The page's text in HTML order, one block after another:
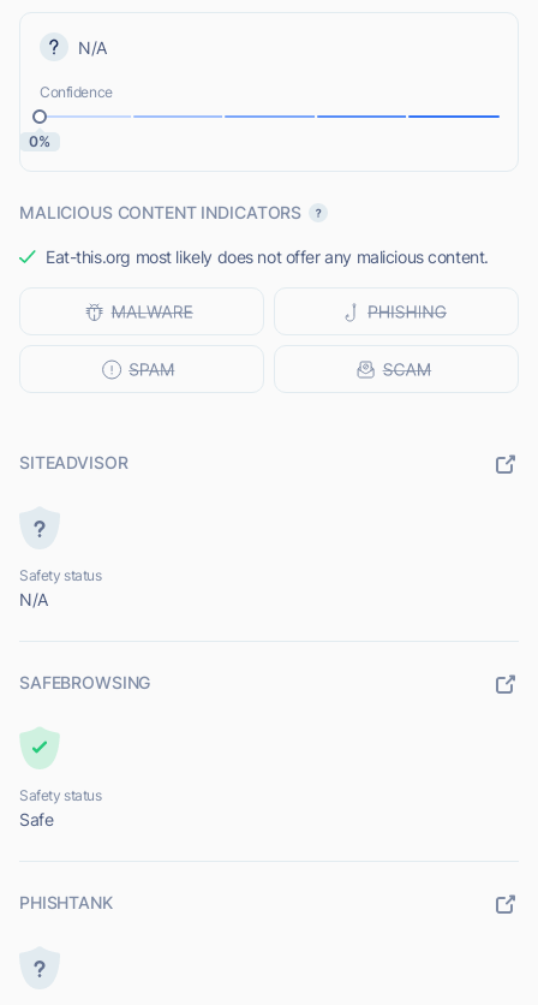
N/A
Confidence
0%
MALICIOUS CONTENT INDICATORS
Eat-this.org most likely does not offer any malicious content.
SITEADVISOR
Safety status
N/A
SAFEBROWSING
Safety status
Safe
PHISHTANK